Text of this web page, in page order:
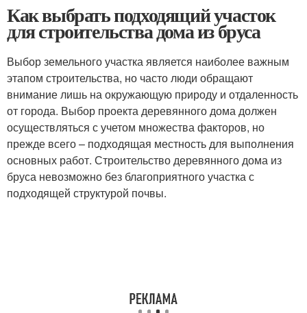
Как выбрать подходящий участок
для строительства дома из бруса
Выбор земельного участка является наиболее важным
этапом строительства, но часто люди обращают
внимание лишь на окружающую природу и отдаленность
от города. Выбор проекта деревянного дома должен
осуществляться с учетом множества факторов, но
прежде всего – подходящая местность для выполнения
основных работ. Строительство деревянного дома из
бруса невозможно без благоприятного участка с
подходящей структурой почвы.